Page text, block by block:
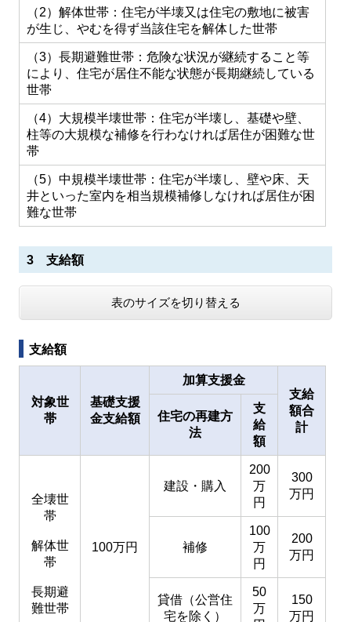
（2）解体世帯：住宅が半壊又は住宅の敷地に被害
が生じ、やむを得ず当該住宅を解体した世帯
（3）長期避難世帯：危険な状況が継続すること等
により、住宅が居住不能な状態が長期継続している
世帯
（4）大規模半壊世帯：住宅が半壊し、基礎や壁、
柱等の大規模な補修を行わなければ居住が困難な世
帯
（5）中規模半壊世帯：住宅が半壊し、壁や床、天
井といった室内を相当規模補修しなければ居住が困
難な世帯
3 支給額
表のサイズを切り替える
支給額
対象世
帯
基礎支援
金支給額
加算支援金
支給
額合
計
住宅の再建方
法
支
給
額
全壊世
帯
解体世
帯
長期避
難世帯
100万円
建設・購入
200
万
円
300
万円
補修
100
万
円
200
万円
貸借（公営住
宅を除く）
50
万
150
万円